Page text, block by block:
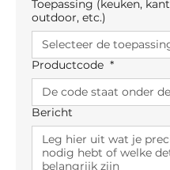
Toepassing (keuken,
outdoor, etc.)
Productcode *
Bericht